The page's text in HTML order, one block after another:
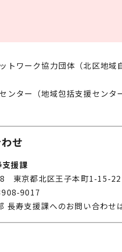
トワーク協力団体（北区地域
ンター（地域包括支援センタ
せ
援課
東京都北区王子本町1-15-22
9017
長寿支援課へのお問い合わせ